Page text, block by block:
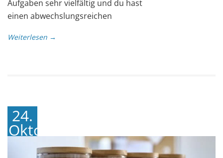
Aufgaben sehr vielfältig und du hast
einen abwechslungsreichen
Weiterlesen →
24.
Oktober
2023